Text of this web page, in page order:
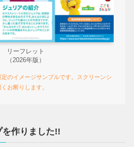
リーフレット
（2026年版）
のイメージサンプルです。スクリーンシ
お断りします。
作りました!!